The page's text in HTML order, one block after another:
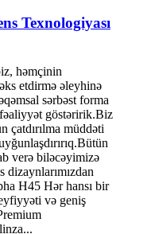
Texnologiyası
həmçinin
etdirmə əleyhinə
sərbəst forma
göstəririk.Biz
çatdırılma müddəti
verə biləcəyimizə
dizaynlarımızdan
H45 Hər hansı bir
və geniş